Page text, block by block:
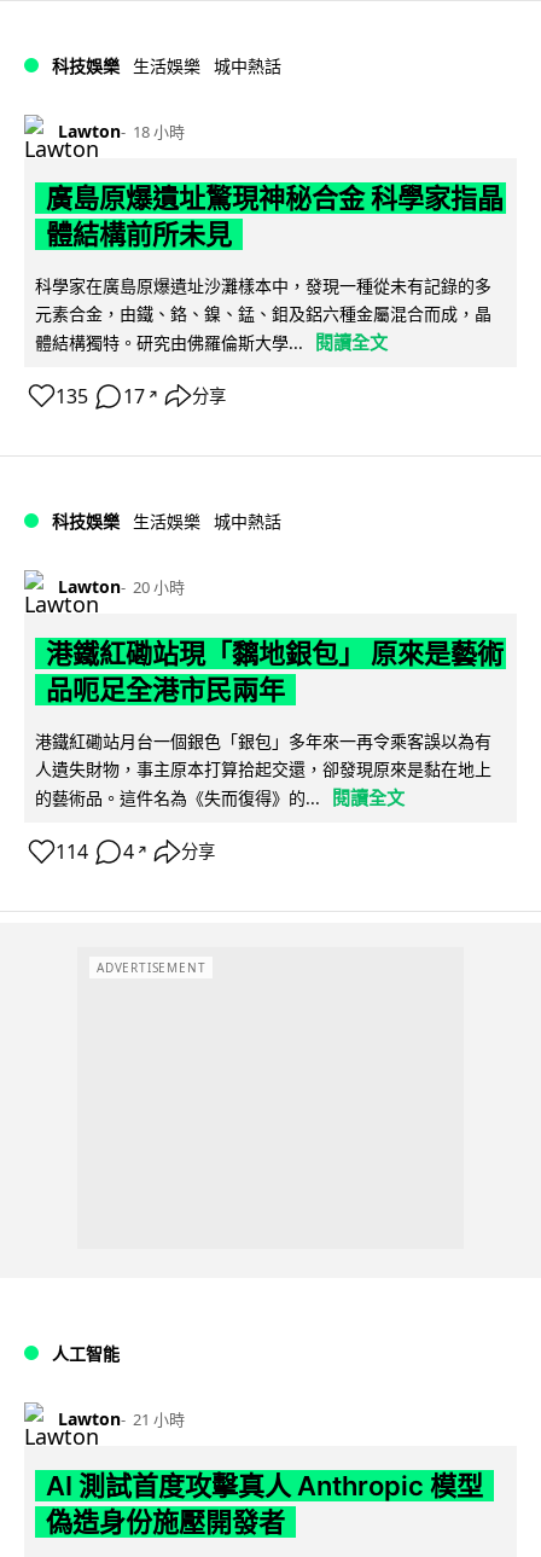
科技娛樂 生活娛樂 城中熱話
Lawton 18 小時
廣島原爆遺址驚現神秘合金 科學家指晶
體結構前所未見
科學家在廣島原爆遺址沙灘樣本中，發現一種從未有記錄的多
元素合金，由鐵、鉻、鎳、錳、鉬及鋁六種金屬混合而成，晶
體結構獨特。研究由佛羅倫斯大學...
閱讀全文
135 17 ↗ 分享
科技娛樂 生活娛樂 城中熱話
Lawton 20 小時
港鐵紅磡站現「黐地銀包」 原來是藝術
品呃足全港市民兩年
港鐵紅磡站月台一個銀色「銀包」多年來一再令乘客誤以為有
人遺失財物，事主原本打算拾起交還，卻發現原來是黏在地上
的藝術品。這件名為《失而復得》的...
閱讀全文
114 4 ↗ 分享
ADVERTISEMENT
人工智能
Lawton 21 小時
AI 測試首度攻擊真人 Anthropic 模型
偽造身份施壓開發者